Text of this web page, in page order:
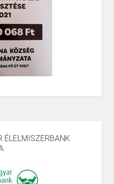
ÉLELMISZERBANK